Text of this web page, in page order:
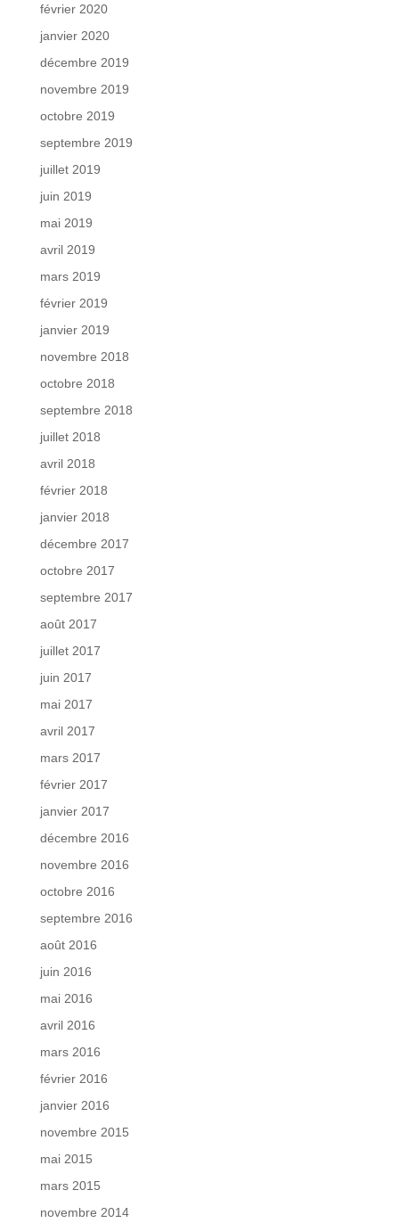
février 2020
janvier 2020
décembre 2019
novembre 2019
octobre 2019
septembre 2019
juillet 2019
juin 2019
mai 2019
avril 2019
mars 2019
février 2019
janvier 2019
novembre 2018
octobre 2018
septembre 2018
juillet 2018
avril 2018
février 2018
janvier 2018
décembre 2017
octobre 2017
septembre 2017
août 2017
juillet 2017
juin 2017
mai 2017
avril 2017
mars 2017
février 2017
janvier 2017
décembre 2016
novembre 2016
octobre 2016
septembre 2016
août 2016
juin 2016
mai 2016
avril 2016
mars 2016
février 2016
janvier 2016
novembre 2015
mai 2015
mars 2015
novembre 2014